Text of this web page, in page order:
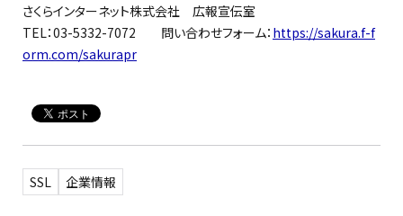
さくらインターネット株式会社 広報宣伝室
TEL：03-5332-7072 問い合わせフォーム： https://sakura.f-f
orm.com/sakurapr
SSL 企業情報